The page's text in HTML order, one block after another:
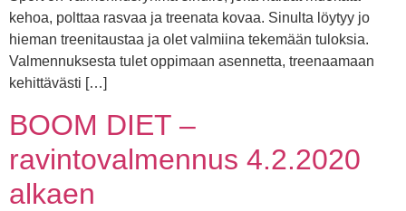
kehoa, polttaa rasvaa ja treenata kovaa. Sinulta löytyy jo
hieman treenitaustaa ja olet valmiina tekemään tuloksia.
Valmennuksesta tulet oppimaan asennetta, treenaamaan
kehittävästi […]
BOOM DIET –
ravintovalmennus 4.2.2020
alkaen